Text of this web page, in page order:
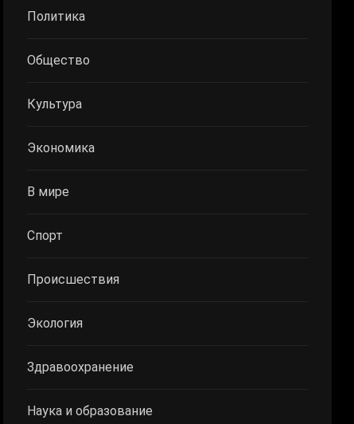
Политика
Общество
Культура
Экономика
В мире
Спорт
Происшествия
Экология
Здравоохранение
Наука и образование